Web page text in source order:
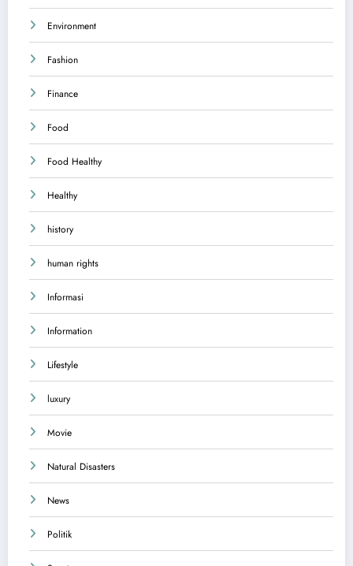
Environment
Fashion
Finance
Food
Food Healthy
Healthy
history
human rights
Informasi
Information
Lifestyle
luxury
Movie
Natural Disasters
News
Politik